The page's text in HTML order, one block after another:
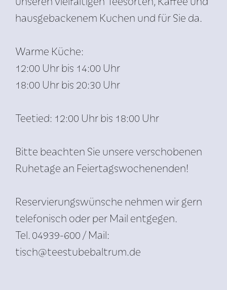
hausgebackenem Kuchen und für Sie da.
Warme Küche:
12:00 Uhr bis 14:00 Uhr
18:00 Uhr bis 20:30 Uhr
Teetied: 12:00 Uhr bis 18:00 Uhr
Bitte beachten Sie unsere verschobenen
Ruhetage an Feiertagswochenenden!
Reservierungswünsche nehmen wir gern
telefonisch oder per Mail entgegen.
Tel. 04939-600 / Mail:
tisch@teestubebaltrum.de